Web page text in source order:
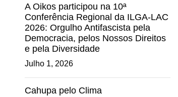
A Oikos participou na 10ª
Conferência Regional da ILGA-LAC
2026: Orgulho Antifascista pela
Democracia, pelos Nossos Direitos
e pela Diversidade
Julho 1, 2026
Cahupa pelo Clima